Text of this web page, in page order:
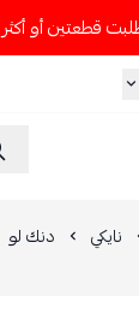
نايكي دنك لو